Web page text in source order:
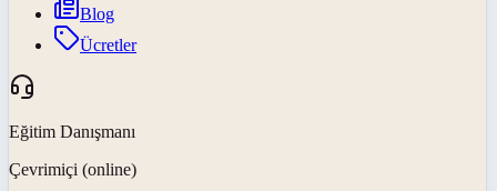
Blog
Ücretler
Eğitim Danışmanı
Çevrimiçi (online)